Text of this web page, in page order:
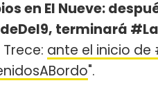
en El Nueve:
terminará
ante el inicio
".